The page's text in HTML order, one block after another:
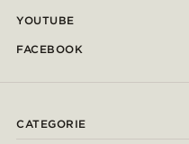
YOUTUBE
FACEBOOK
CATEGORIE